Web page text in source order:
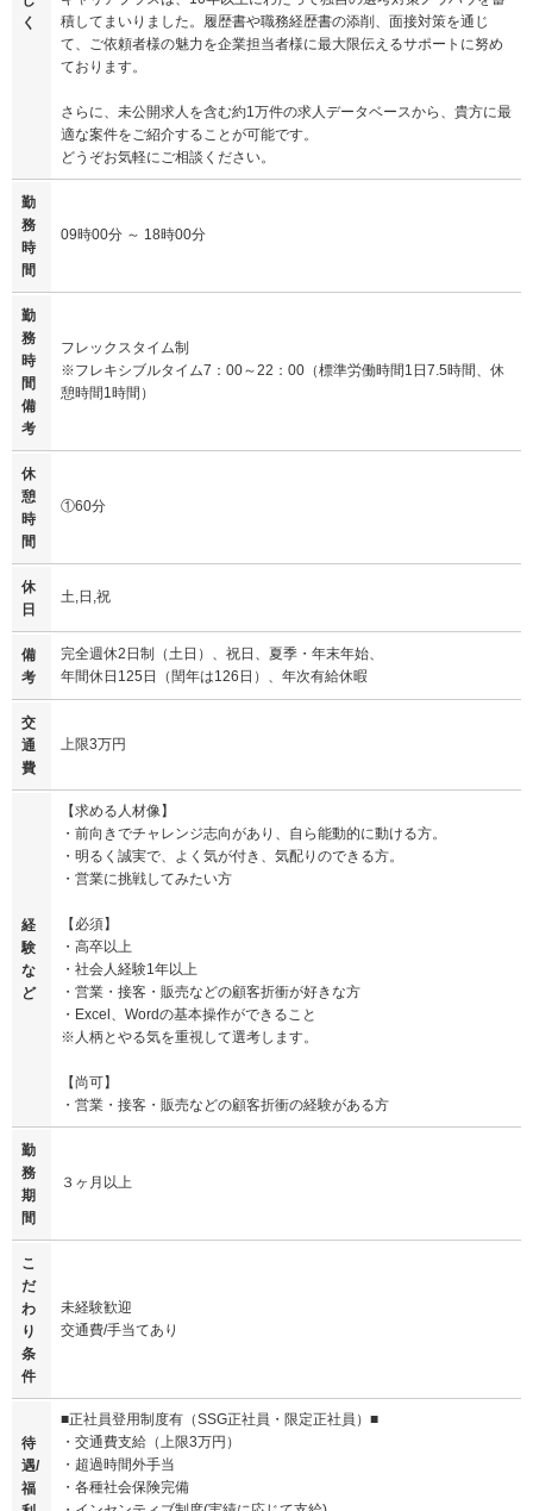
く
積してまいりました。履歴書や職務経歴書の添削、面接対策を通じ
て、ご依頼者様の魅力を企業担当者様に最大限伝えるサポートに努め
ております。
さらに、未公開求人を含む約1万件の求人データベースから、貴方に最
適な案件をご紹介することが可能です。
どうぞお気軽にご相談ください。
勤
務
時
間
09時00分 ～ 18時00分
勤
務
時
間
備
考
フレックスタイム制
※フレキシブルタイム7：00～22：00（標準労働時間1日7.5時間、休
憩時間1時間）
休
憩
時
間
①60分
休
日
土,日,祝
備
考
完全週休2日制（土日）、祝日、夏季・年末年始、
年間休日125日（閏年は126日）、年次有給休暇
交
通
費
上限3万円
経
験
な
ど
【求める人材像】
・前向きでチャレンジ志向があり、自ら能動的に動ける方。
・明るく誠実で、よく気が付き、気配りのできる方。
・営業に挑戦してみたい方
【必須】
・高卒以上
・社会人経験1年以上
・営業・接客・販売などの顧客折衝が好きな方
・Excel、Wordの基本操作ができること
※人柄とやる気を重視して選考します。
【尚可】
・営業・接客・販売などの顧客折衝の経験がある方
勤
務
期
間
３ヶ月以上
こ
だ
わ
り
条
件
未経験歓迎
交通費/手当てあり
待
遇/
福
■正社員登用制度有（SSG正社員・限定正社員）■
・交通費支給（上限3万円）
・超過時間外手当
・各種社会保険完備